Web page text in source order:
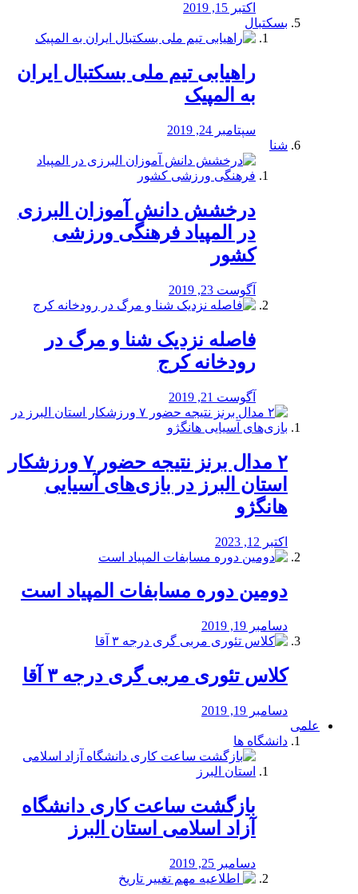
اکتبر 15, 2019
بسکتبال
راهیابی تیم ملی بسکتبال ایران
به المپیک
سپتامبر 24, 2019
شنا
درخشش دانش آموزان البرزی
در المپیاد فرهنگی ورزشی
کشور
آگوست 23, 2019
️فاصله نزدیک شنا و مرگ در
رودخانه کرج
آگوست 21, 2019
۲ مدال برنز نتیجه حضور ۷ ورزشکار
استان البرز در بازی‌های آسیایی
هانگژو
اکتبر 12, 2023
دومین دوره مسابفات المپیاد است
دسامبر 19, 2019
کلاس تئوری مربی گری درجه ۳ آقا
دسامبر 19, 2019
علمی
دانشگاه ها
بازگشت ساعت کاری دانشگاه
آزاد اسلامی استان البرز
دسامبر 25, 2019